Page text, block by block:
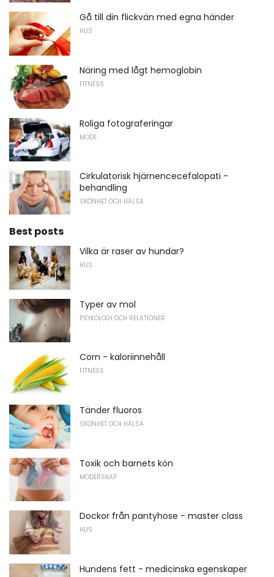
Gå till din flickvän med egna händer
HUS
Näring med lågt hemoglobin
FITNESS
Roliga fotograferingar
MODE
Cirkulatorisk hjärnencecefalopati -
behandling
SKÖNHET OCH HÄLSA
Best posts
Vilka är raser av hundar?
HUS
Typer av mol
PSYKOLOGI OCH RELATIONER
Corn - kaloriinnehåll
FITNESS
Tänder fluoros
SKÖNHET OCH HÄLSA
Toxik och barnets kön
MODERSKAP
Dockor från pantyhose - master class
HUS
Hundens fett - medicinska egenskaper